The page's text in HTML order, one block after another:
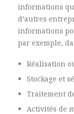
informations
d’autres
informations
par exemple,
Réalisation
Stockage et
Traitement
Activités de